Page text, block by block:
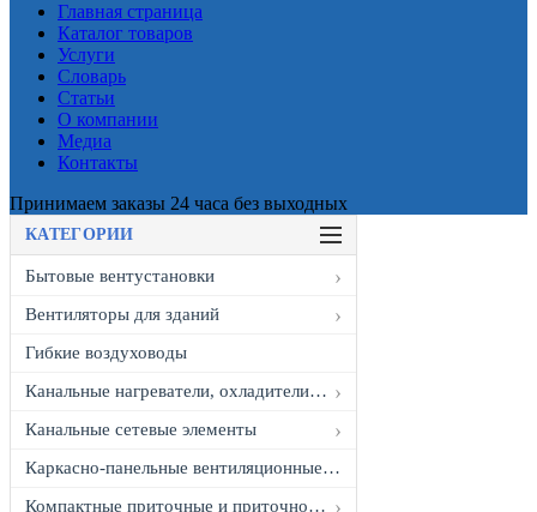
Главная страница
Каталог товаров
Услуги
Словарь
Статьи
О компании
Медиа
Контакты
Принимаем заказы 24 часа без выходных
КАТЕГОРИИ
Бытовые вентустановки
Вентиляторы для зданий
Гибкие воздуховоды
Канальные нагреватели, охладители и рекуператоры
Канальные сетевые элементы
Каркасно-панельные вентиляционные установки
Компактные приточные и приточно-вытяжные установки